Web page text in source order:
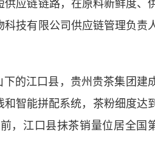
应链链路，在原料新鲜度、
技有限公司供应链管理负责
的江口县，贵州贵茶集团建
智能拼配系统，茶粉细度达到
，江口县抹茶销量位居全国